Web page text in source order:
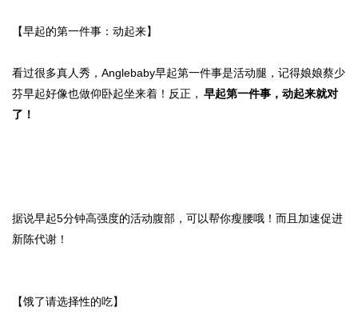
【早起的第一件事：动起来】
看过很多真人秀，Anglebaby早起第一件事是活动腿，记得娘娘蔡少
芬早起好像也做仰卧起坐来着！反正， 早起第一件事，动起来就对
了！
据说早起5分钟高强度的活动腹部，可以帮你瘦腰哦！而且加速促进
新陈代谢！
【饿了请选择性的吃】